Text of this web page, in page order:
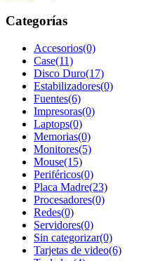
Categorías
Accesorios(0)
Case(11)
Disco Duro(17)
Estabilizadores(0)
Fuentes(6)
Impresoras(0)
Laptops(0)
Memorias(0)
Monitores(5)
Mouse(15)
Periféricos(0)
Placa Madre(23)
Procesadores(0)
Redes(0)
Servidores(0)
Sin categorizar(0)
Tarjetas de video(6)